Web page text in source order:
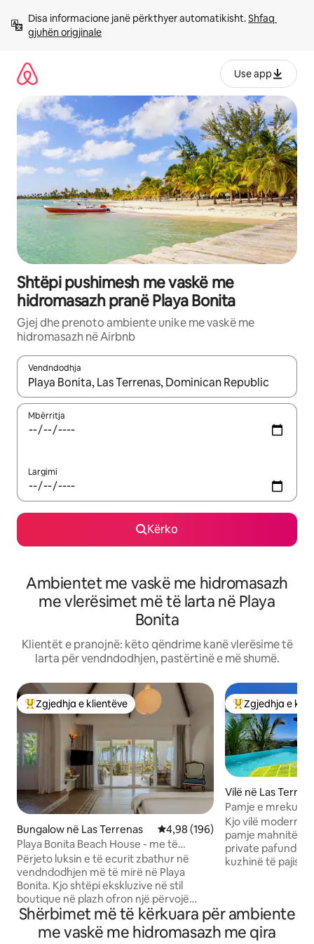
përmbajtja
Disa informacione janë përkthyer automatikisht. Shfaq
gjuhën origjinale
Use app
Shtëpi pushimesh me vaskë me
hidromasazh pranë Playa Bonita
Gjej dhe prenoto ambiente unike me vaskë me
hidromasazh në Airbnb
Vendndodhja
Kur rezultatet të jenë të disponueshme, lëviz me butonat e
Mbërritja
Largimi
Kërko
Ambientet me vaskë me hidromasazh
me vlerësimet më të larta në Playa
Bonita
Klientët e pranojnë: këto qëndrime kanë vlerësime të
larta për vendndodhjen, pastërtinë e më shumë.
Më të mirat e zgjedhjeve të klientëve
Zgjedhja e klientëve
Bungalow në Las Terrenas Vlerësimi mesatar 4,98 nga 5,
4,98 (196)
Playa Bonita Beach House - me të
vërtetë buzë oqeanit!
Përjeto luksin e të ecurit zbathur në
vendndodhjen më të mirë në Playa
Bonita. Kjo shtëpi ekskluzive në stil
boutique në plazh ofron një përvojë
vërtet buzë plazhit, pa trafik! Projektuar
për 1 çift ose një familje (maksimumi 4
persona), ai kombinon rehatinë
Më të mirat e
Zgjedhja e
Vilë në Las
Pamje e
Kjo vilë moderne
pamje mahnitëse
private
kuzhinë të
nevojat e tua
minuta nga
gjallë e natës. E
Shërbimet më të kërkuara për ambiente
me vaskë me hidromasazh me qira